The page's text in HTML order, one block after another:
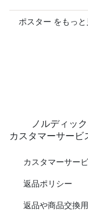
ポスター をもっと
ノルディッ
カスタマーサービ
カスタマーサー
返品ポリシー
返品や商品交換